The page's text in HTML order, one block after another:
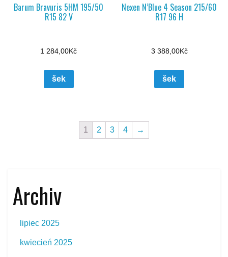
Barum Bravuris 5HM 195/50
R15 82 V
1 284,00Kč
šek
Nexen N’Blue 4 Season 215/60
R17 96 H
3 388,00Kč
šek
1 2 3 4 →
Archiv
lipiec 2025
kwiecień 2025